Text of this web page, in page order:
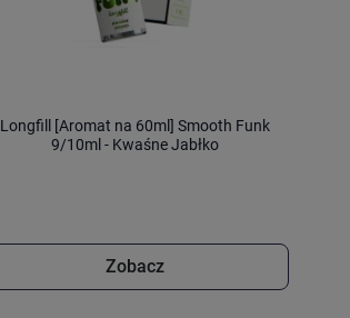
Longfill [Aromat na 60ml] Smooth Funk
9/10ml - Kwaśne Jabłko
Zobacz